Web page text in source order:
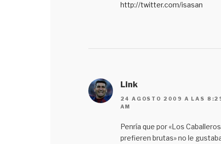
http://twitter.com/isasan
Link
24 AGOSTO 2009 A LAS
AM
Penría que por «Los
prefieren brutas» no le